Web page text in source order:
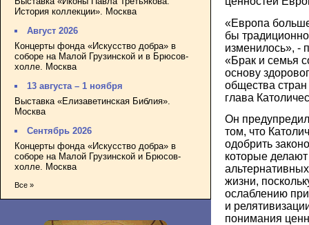
История коллекции». Москва
Август 2026
Концерты фонда «Искусство добра» в
соборе на Малой Грузинской и в Брюсов-
холле. Москва
13 августа – 1 ноября
Выставка «Елизаветинская Библия».
Москва
Сентябрь 2026
Концерты фонда «Искусство добра» в
соборе на Малой Грузинской и Брюсов-
холле. Москва
Все »
«Европа
бы
изменилось», -
«Брак и семья
основу
общества
глава
Он
том, что
одобрить
которые
жизни,
ослаблению
и
понимания